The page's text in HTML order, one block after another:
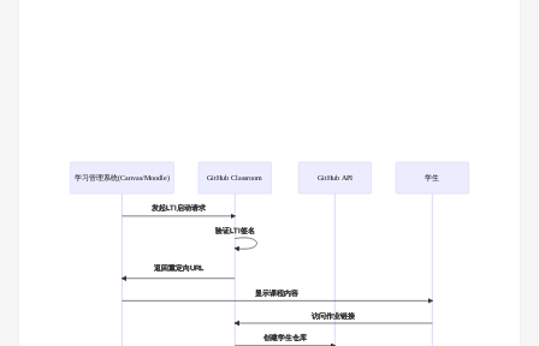
学习管理系统(Canvas/Moodle) GitHub Classroom GitHub API 学生
发起LTI启动请求
验证LTI签名
返回重定向URL
显示课程内容
访问作业链接
创建学生仓库